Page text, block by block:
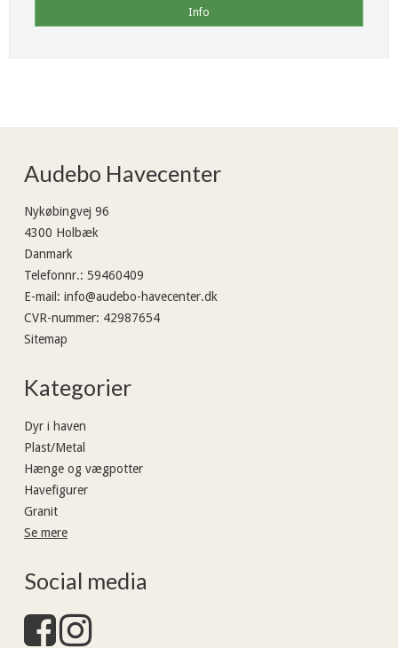
Info
Audebo Havecenter
Nykøbingvej 96
4300 Holbæk
Danmark
Telefonnr.: 59460409
E-mail : info@audebo-havecenter.dk
CVR-nummer: 42987654
Sitemap
Kategorier
Dyr i haven
Plast/Metal
Hænge og vægpotter
Havefigurer
Granit
Se mere
Social media